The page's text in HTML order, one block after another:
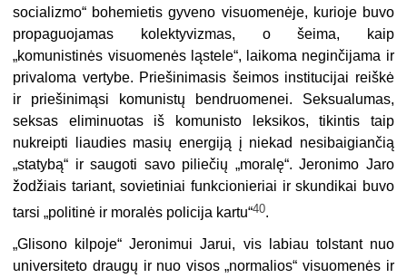
socializmo“ bohemietis gyveno visuomenėje, kurioje buvo
propaguojamas kolektyvizmas, o šeima, kaip
„komunistinės visuomenės ląstele“, laikoma neginčijama ir
privaloma vertybe. Priešinimasis šeimos insti­tucijai reiškė
ir priešinimąsi komunistų bendruomenei. Seksualumas,
seksas eliminuotas iš komunisto leksikos, tikintis taip
nukreipti liaudies masių energi­ją į niekad nesibaigiančią
„statybą“ ir saugoti savo piliečių „moralę“. Jeronimo Jaro
žodžiais tariant, sovietiniai funkcionieriai ir skundikai buvo
tarsi „politinė ir moralės policija kartu“40.
„Glisono kilpoje“ Jeronimui Jarui, vis labiau tolstant nuo
universiteto draugų ir nuo visos „normalios“ visuomenės ir